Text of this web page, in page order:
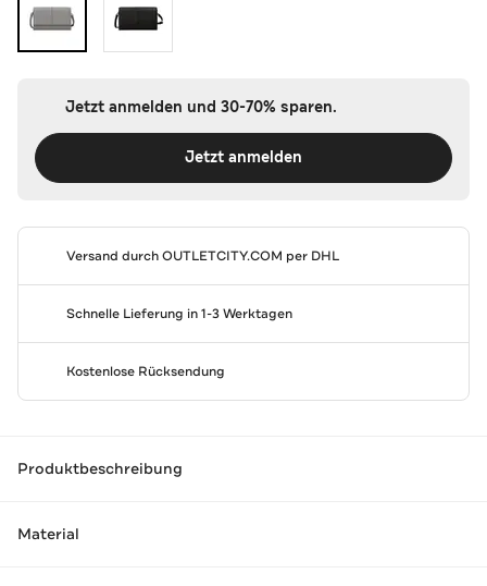
Jetzt anmelden und 30-70% sparen.
Jetzt anmelden
Versand durchOUTLETCITY.COM per DHL
Schnelle Lieferung in 1-3 Werktagen
Kostenlose Rücksendung
Produktbeschreibung
Material